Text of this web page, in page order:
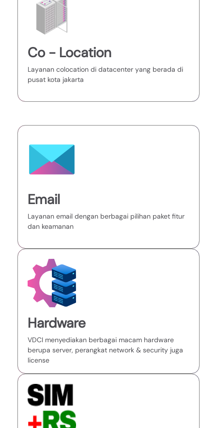
Co - Location
Layanan colocation di datacenter yang berada di
pusat kota jakarta
Email
Layanan email dengan berbagai pilihan paket fitur
dan keamanan
Hardware
VDCI menyediakan berbagai macam hardware
berupa server, perangkat network & security juga
license